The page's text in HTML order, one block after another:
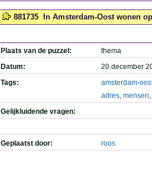
881735 In Amsterdam-Oost wonen
Plaats van de puzzel:
thema
Datum:
20 december
Tags:
amsterdam-
adres, mensen,
Gelijkluidende vragen:
Geplaatst door: roos